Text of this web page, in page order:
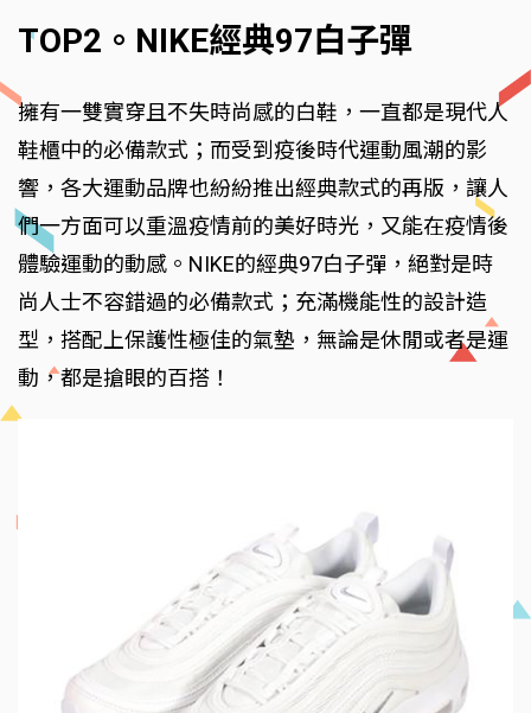
TOP2。NIKE經典97白子彈
擁有一雙實穿且不失時尚感的白鞋，一直都是現代人
鞋櫃中的必備款式；而受到疫後時代運動風潮的影
響，各大運動品牌也紛紛推出經典款式的再版，讓人
們一方面可以重溫疫情前的美好時光，又能在疫情後
體驗運動的動感。NIKE的經典97白子彈，絕對是時
尚人士不容錯過的必備款式；充滿機能性的設計造
型，搭配上保護性極佳的氣墊，無論是休閒或者是運
動，都是搶眼的百搭！